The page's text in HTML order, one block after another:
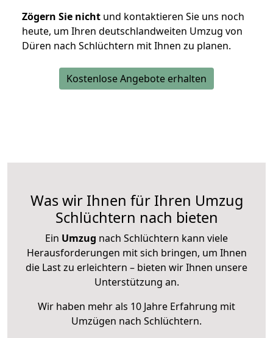
Zögern Sie nicht und kontaktieren Sie uns noch
heute, um Ihren deutschlandweiten Umzug von
Düren nach Schlüchtern mit Ihnen zu planen.
Kostenlose Angebote erhalten
Was wir Ihnen für Ihren Umzug
Schlüchtern nach bieten
Ein Umzug nach Schlüchtern kann viele
Herausforderungen mit sich bringen, um Ihnen
die Last zu erleichtern – bieten wir Ihnen unsere
Unterstützung an.
Wir haben mehr als 10 Jahre Erfahrung mit
Umzügen nach Schlüchtern.